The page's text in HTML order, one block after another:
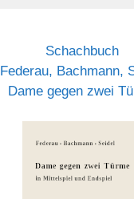
Schachbuch
Federau, Bachmann,
Dame gegen zwei